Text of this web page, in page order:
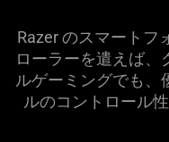
for
Razer のスマートフ
ローラーを遣えば、
ルゲーミングでも、
ルのコントロール